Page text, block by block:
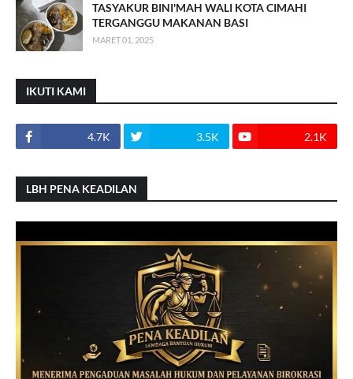
TASYAKUR BINI'MAH WALI KOTA CIMAHI
TERGANGGU MAKANAN BASI
MARET 01, 2025
IKUTI KAMI
4.7K 3.5K 2.1K
LBH PENA KEADILAN